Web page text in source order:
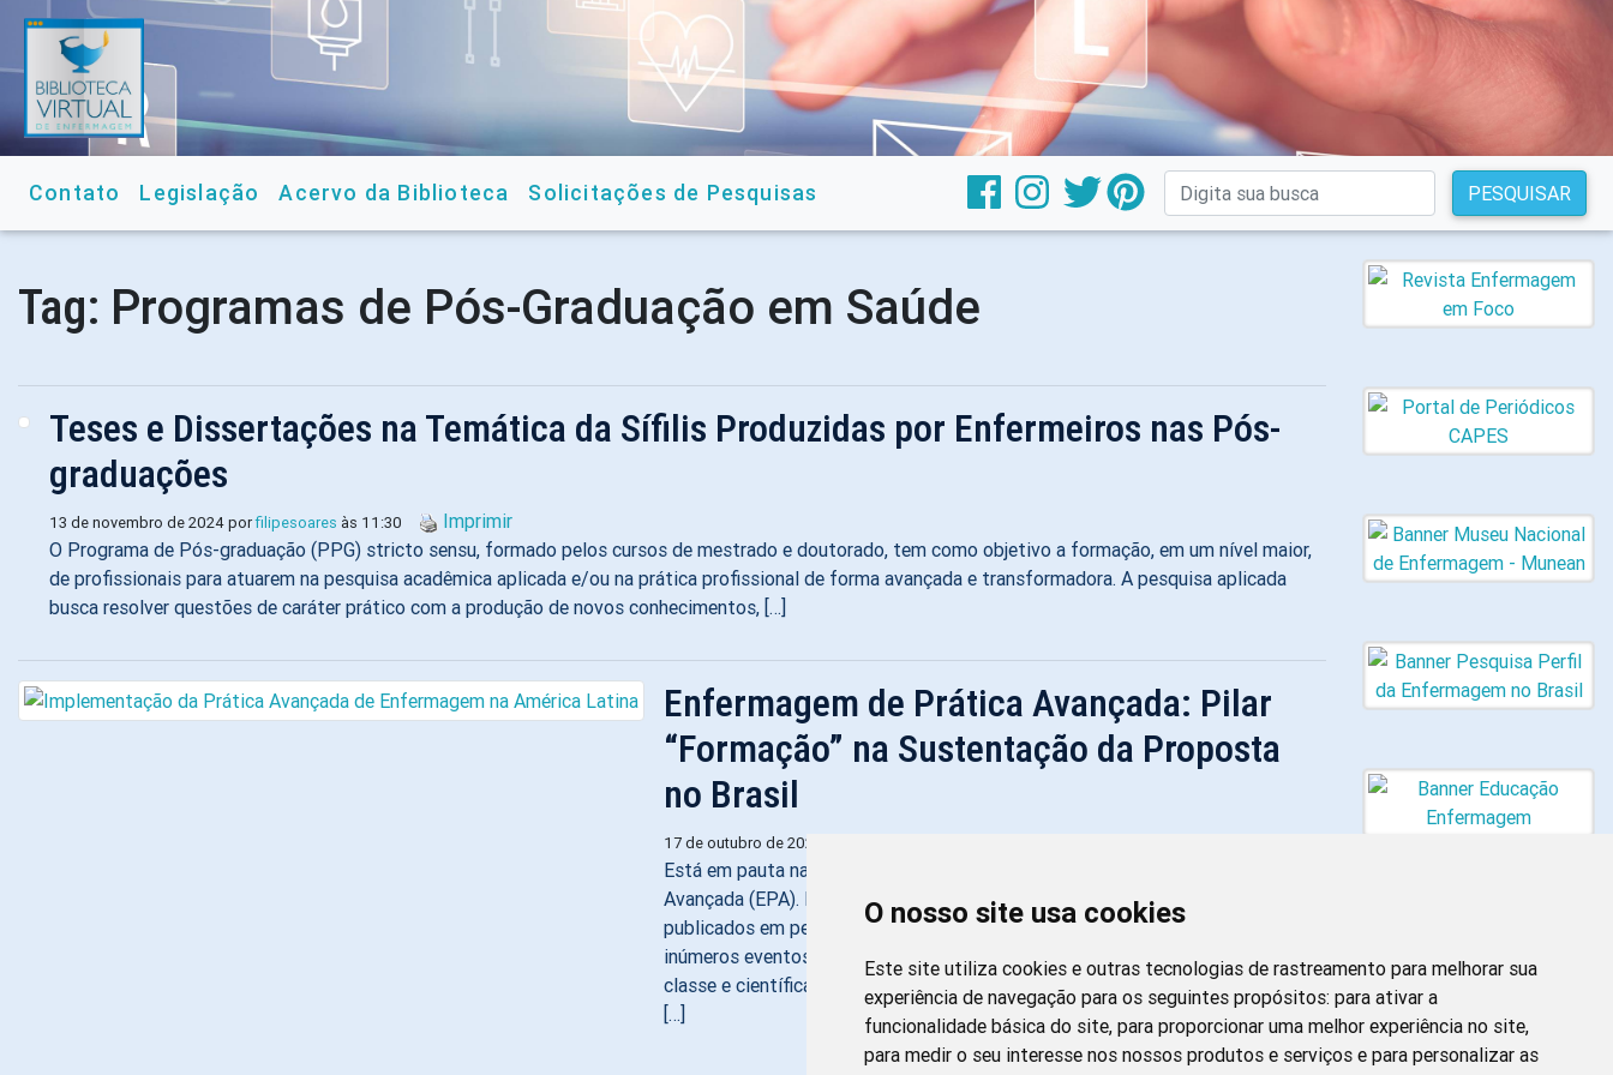
O nosso site usa cookies
Este site utiliza cookies e outras tecnologias de rastreamento para melhorar sua
experiência de navegação para os seguintes propósitos: para ativar a
funcionalidade básica do site, para proporcionar uma melhor experiência no site,
para medir o seu interesse nos nossos produtos e serviços e para personalizar as
Contato Legislação Acervo da Biblioteca Solicitações de Pesquisas PESQUISAR
Tag: Programas de Pós-Graduação em Saúde
Teses e Dissertações na Temática da Sífilis Produzidas por Enfermeiros nas Pós-
graduações
13 de novembro de 2024 porfilipesoares às 11:30
Imprimir
O Programa de Pós-graduação (PPG) stricto sensu, formado pelos cursos de mestrado e doutorado, tem como objetivo a formação, em um nível maior,
de profissionais para atuarem na pesquisa acadêmica aplicada e/ou na prática profissional de forma avançada e transformadora. A pesquisa aplicada
busca resolver questões de caráter prático com a produção de novos conhecimentos, […]
Enfermagem de Prática Avançada: Pilar
“Formação” na Sustentação da Proposta
no Brasil
17 de outubro de 2023 por
Está em pauta na área de enfermagem no Brasil o tema Enfermagem de Prática
Avançada (EPA). Especialmente a partir de 2015, identificam-se artigos
publicados em periódicos nacionais sobre a temática e a realização de
inúmeros eventos científicos tendo a EPA como temática central. Entidades de
classe e científicas têm empreendido esforços no sentido de discutirem sobre
[…]
Newsletter da